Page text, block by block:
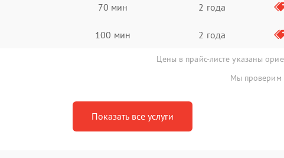
70 мин 2 года
100 мин 2 года
Цены в прайс-листе указаны
Мы проверим
Показать все услуги